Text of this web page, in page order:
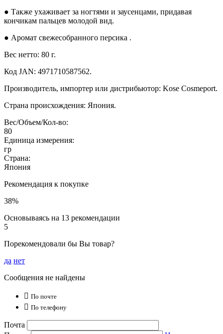
● Также ухаживает за ногтями и заусенцами, придавая
кончикам пальцев молодой вид.
● Аромат свежесобранного персика .
Вес нетто: 80 г.
Код JAN: 4971710587562.
Производитель, импортер или дистрибьютор: Kose Cosmeport.
Страна происхождения: Япония.
Вес/Объем/Кол-во:
80
Единица измерения:
гр
Страна:
Япония
Рекомендация к покупке
38%
Основываясь на 13 рекомендации
5
Порекомендовали бы Вы товар?
да нет
Сообщения не найдены
 По почте
 По телефону
Почта